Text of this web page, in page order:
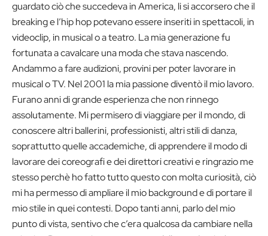
guardato ciò che succedeva in America, li si accorsero che il
breaking e l’hip hop potevano essere inseriti in spettacoli, in
videoclip, in musical o a teatro. La mia generazione fu
fortunata a cavalcare una moda che stava nascendo.
Andammo a fare audizioni, provini per poter lavorare in
musical o TV. Nel 2001 la mia passione diventò il mio lavoro.
Furano anni di grande esperienza che non rinnego
assolutamente. Mi permisero di viaggiare per il mondo, di
conoscere altri ballerini, professionisti, altri stili di danza,
soprattutto quelle accademiche, di apprendere il modo di
lavorare dei coreografi e dei direttori creativi e ringrazio me
stesso perchè ho fatto tutto questo con molta curiosità, ciò
mi ha permesso di ampliare il mio background e di portare il
mio stile in quei contesti. Dopo tanti anni, parlo del mio
punto di vista, sentivo che c’era qualcosa da cambiare nella